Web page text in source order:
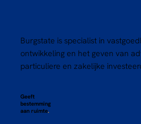
Burgstate is specialist in
ontwikkeling en het geven van
particuliere en zakelijke
Geeft
bestemming
aan ruimte.